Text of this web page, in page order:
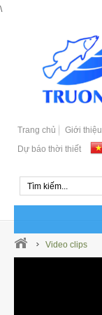
\
Trang chủ Giới thiệu
Dự báo thời thiết
Video clips